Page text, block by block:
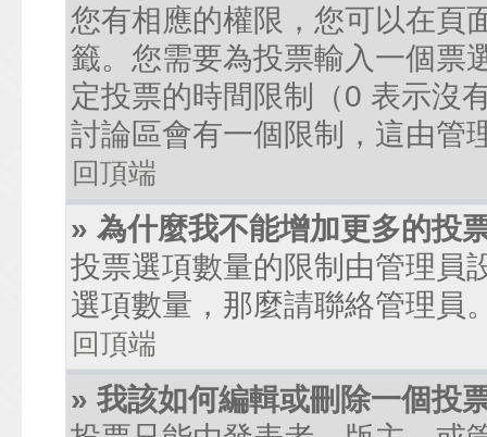
您有相應的權限，您可以在頁
籤。您需要為投票輸入一個票
定投票的時間限制（0 表示沒
討論區會有一個限制，這由管
回頂端
» 為什麼我不能增加更多的投
投票選項數量的限制由管理員
選項數量，那麼請聯絡管理員
回頂端
» 我該如何編輯或刪除一個投